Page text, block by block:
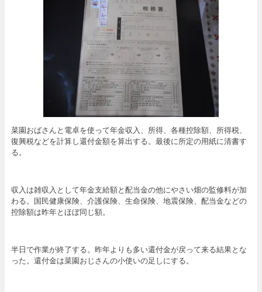
菜園おばさんと電卓を使って年金収入、所得、各種控除額、所得税、
復興税などを計算し還付金額を算出する。最後に所定の用紙に清書す
る。
収入は雑収入として年金支給額と配当金の他にやさい畑の監修料が加
わる。国民健康保険、介護保険、生命保険、地震保険、配当金などの
控除額は昨年とほぼ同じ額。
半日で作業が終了する。昨年よりも多い還付金が戻って来る結果とな
った。還付金は菜園おじさんの小使いの足しにする。